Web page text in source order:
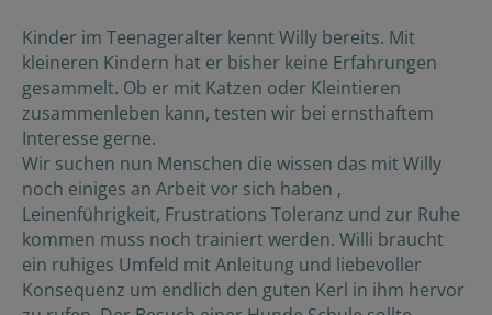
Kinder im Teenageralter kennt Willy bereits. Mit
kleineren Kindern hat er bisher keine Erfahrungen
gesammelt. Ob er mit Katzen oder Kleintieren
zusammenleben kann, testen wir bei ernsthaftem
Interesse gerne.
Wir suchen nun Menschen die wissen das mit Willy
noch einiges an Arbeit vor sich haben ,
Leinenführigkeit, Frustrations Toleranz und zur Ruhe
kommen muss noch trainiert werden. Willi braucht
ein ruhiges Umfeld mit Anleitung und liebevoller
Konsequenz um endlich den guten Kerl in ihm hervor